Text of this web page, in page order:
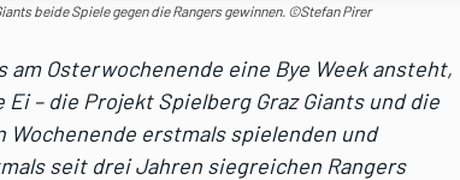
beide Spiele gegen die Rangers gewinnen. ©Stefan Pirer
am Osterwochenende eine Bye Week ansteht,
– die Projekt Spielberg Graz Giants und die
Wochenende erstmals spielenden und
seit drei Jahren siegreichen Rangers